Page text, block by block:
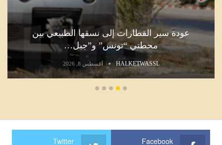
عودة سير القطارات إلى نسقها الطبيعي بين
محطتي “تونس” و”جبل…
HALKETWASSL أغسطس 8, 2026
Facebook
Twitter